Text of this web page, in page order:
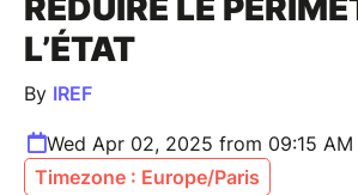
RÉDUIRE LE
L’ÉTAT
By IREF
Wed Apr 02, 2025 from 09:15
Timezone : Europe/Paris